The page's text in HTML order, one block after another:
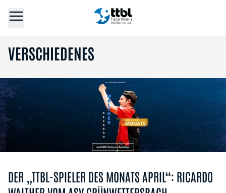
VERSCHIEDENES
DER „TTBL-SPIELER DES MONATS APRIL“: RICARDO